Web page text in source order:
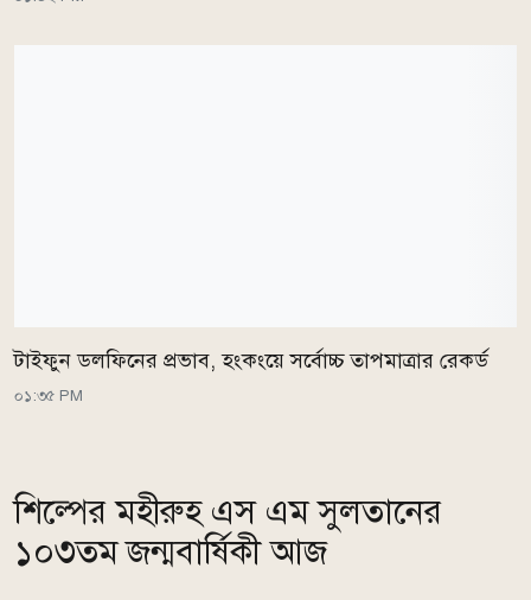
টাইফুন ডলফিনের প্রভাব, হংকংয়ে সর্বোচ্চ তাপমাত্রার রেকর্ড
০১:৩৫ PM
শিল্পের মহীরুহ এস এম সুলতানের
১০৩তম জন্মবার্ষিকী আজ